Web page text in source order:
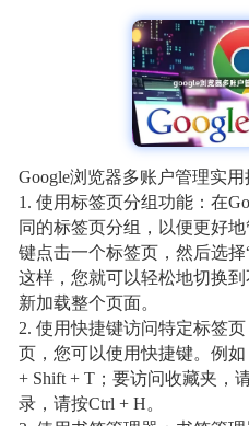
Google浏览器多账户管理实用
1. 使用标签页分组功能：在
同的标签页分组，以便更好
键点击一个标签页，然后选择
这样，您就可以轻松地切换
新加载整个页面。
2. 使用快捷键访问特定标签
页，您可以使用快捷键。例
+ Shift + T；要访问收藏夹，
录，请按Ctrl + H。